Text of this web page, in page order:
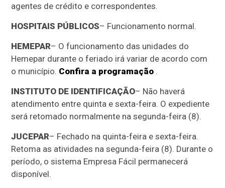
agentes de crédito e correspondentes.
HOSPITAIS PÚBLICOS– Funcionamento normal.
HEMEPAR– O funcionamento das unidades do
Hemepar durante o feriado irá variar de acordo com
o município. Confira a programação .
INSTITUTO DE IDENTIFICAÇÃO– Não haverá
atendimento entre quinta e sexta-feira. O expediente
será retomado normalmente na segunda-feira (8).
JUCEPAR– Fechado na quinta-feira e sexta-feira.
Retoma as atividades na segunda-feira (8). Durante o
período, o sistema Empresa Fácil permanecerá
disponível.